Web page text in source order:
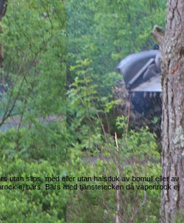
utan slips, med eller utan halsduk av bomull eller av
ej bärs. Bärs med tjänstetecken då vapenrock ej